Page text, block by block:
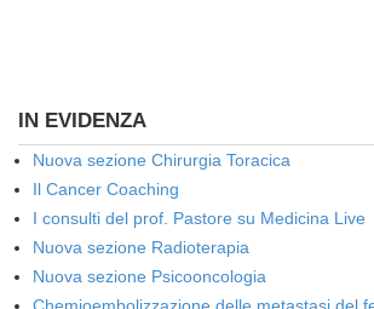
IN EVIDENZA
Nuova sezione Chirurgia Toracica
Il Cancer Coaching
I consulti del prof. Pastore su Medicina Live
Nuova sezione Radioterapia
Nuova sezione Psicooncologia